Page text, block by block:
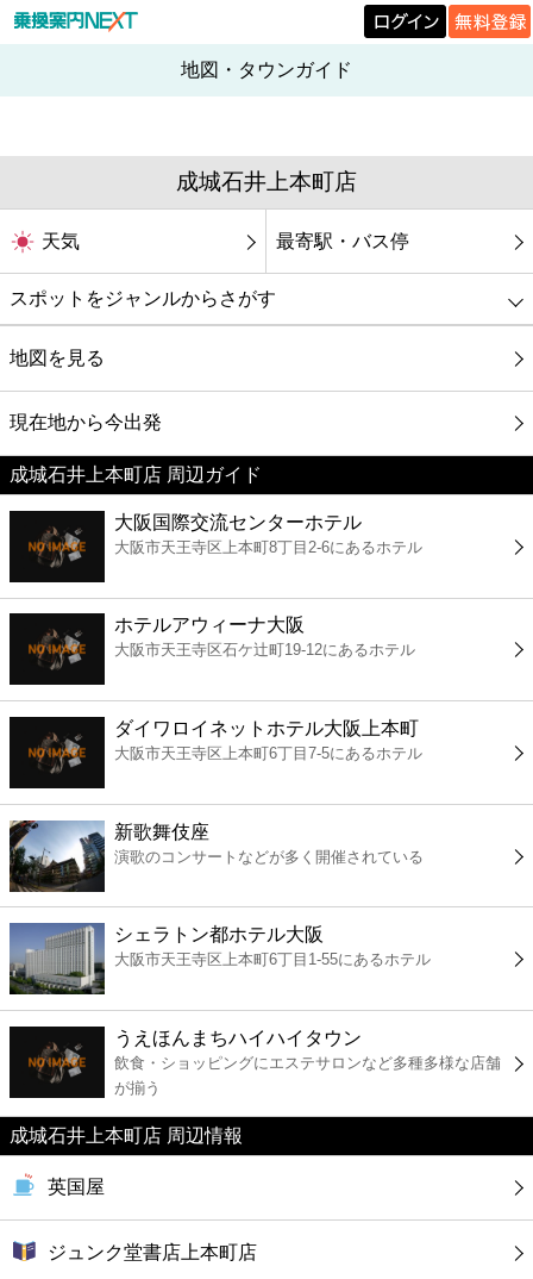
地図・タウンガイド
成城石井上本町店
天気 最寄駅・バス停
スポットをジャンルからさがす
グルメ
映画
美容
コンビニ
薬局
スーパー
エンタメ
レジャー
書店
ファミレス
ファーストフード
カフェ
ショッピング
銀行
公共
地図を見る
現在地から今出発
成城石井上本町店 周辺ガイド
大阪国際交流センターホテル
大阪市天王寺区上本町8丁目2-6にあるホテル
ホテルアウィーナ大阪
大阪市天王寺区石ケ辻町19-12にあるホテル
ダイワロイネットホテル大阪上本町
大阪市天王寺区上本町6丁目7-5にあるホテル
新歌舞伎座
演歌のコンサートなどが多く開催されている
シェラトン都ホテル大阪
大阪市天王寺区上本町6丁目1-55にあるホテル
うえほんまちハイハイタウン
飲食・ショッピングにエステサロンなど多種多様な店舗
が揃う
成城石井上本町店 周辺情報
英国屋
ジュンク堂書店上本町店